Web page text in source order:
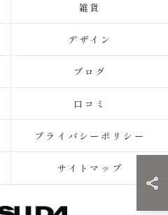
雑貨
デザイン
ブログ
口コミ
プライバシーポリシー
サイトマップ